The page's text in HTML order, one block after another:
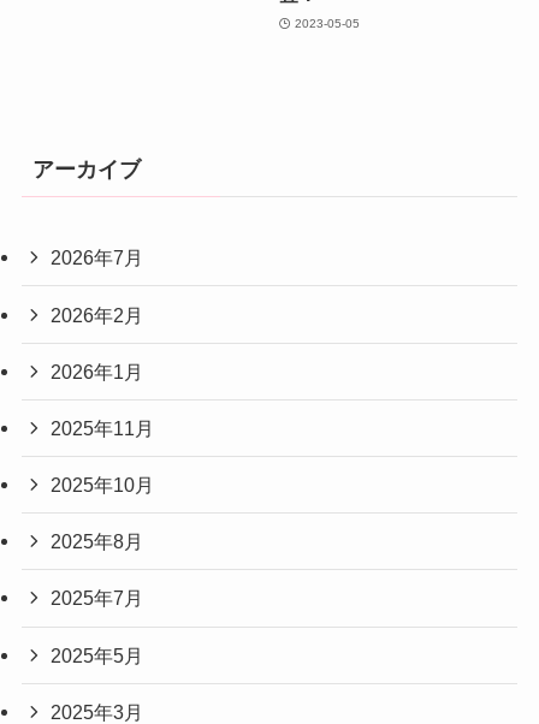
2023-05-05
アーカイブ
2026年7月
2026年2月
2026年1月
2025年11月
2025年10月
2025年8月
2025年7月
2025年5月
2025年3月